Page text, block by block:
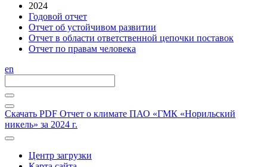
2024
Годовой отчет
Отчет об устойчивом развитии
Отчет в области ответственной цепочки поставок
Отчет по правам человека
en
Скачать PDF Отчет о климате ПАО «ГМК «Норильский
никель» за 2024 г.
Центр загрузки